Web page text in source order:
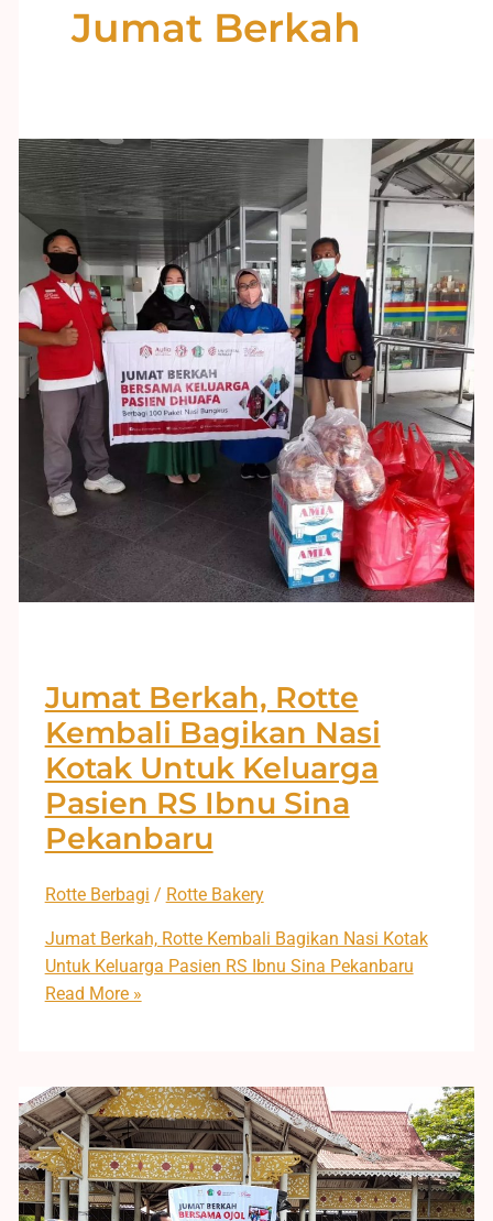
Jumat Berkah
Jumat Berkah, Rotte
Kembali Bagikan Nasi
Kotak Untuk Keluarga
Pasien RS Ibnu Sina
Pekanbaru
Rotte Berbagi / Rotte Bakery
Jumat Berkah, Rotte Kembali Bagikan Nasi Kotak
Untuk Keluarga Pasien RS Ibnu Sina Pekanbaru
Read More »